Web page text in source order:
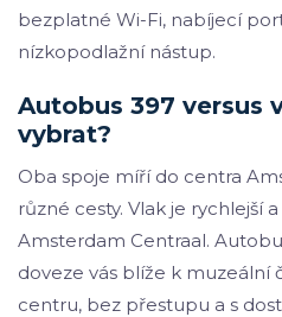
bezplatné Wi-Fi, nabíjecí
nízkopodlažní nástup.
Autobus 397 versus
vybrat?
Oba spoje míří do centra
různé cesty. Vlak je rychlejší
Amsterdam Centraal.
doveze vás blíže k muzeální
centru, bez přestupu a s